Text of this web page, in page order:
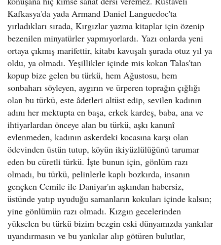
Kafkasya'da yada Armand Daniel Languedoc'ta
yırladıkları sırada, Kırgızlar yazma kitaplar için özenip
bezenilen minyatürler yapmıyorlardı. Yazı onlarda yeni
ortaya çıkmış marifettir, kitabı kavuşalı şurada otuz yıl ya
oldu, ya olmadı. Yeşillikler içinde mis kokan Talas'tan
kopup bize gelen bu türkü, hem Ağustosu, hem
sonbaharı söyleyen, aygırın ve ürperen toprağın çığlığı
olan bu türkü, este âdetleri altüst edip, sevilen kadının
adını her mektupta en başa, erkek kardeş, baba, ana ve
ihtiyarlardan önceye alan bu türkü, aşkı kanunî
evlenmeden, kadının askerdeki kocasına karşı olan
ödevinden üstün tutup, köyün ikiyüzlülüğünü tarumar
eden bu cüretli türkü. İşte bunun için, gönlüm razı
olmadı, bu türkü, pelinlerle kaplı bozkırda, insanın
gençken Cemile ile Daniyar'ın aşkından habersiz,
üstünde yatıp uyuduğu samanların kokuları içinde kalsın;
yine gönlümün razı olmadı. Kızgın gecelerinden
yükselen bu türkü bizim bezgin eski dünyamızda yankılar
uyandırmasın ve bu yankılar alıp götüren bulutlar,